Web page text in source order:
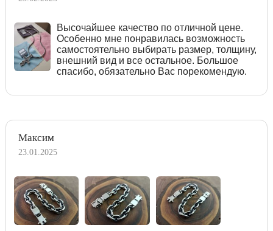
Высочайшее качество по отличной цене.
Особенно мне понравилась возможность
самостоятельно выбирать размер, толщину,
внешний вид и все остальное. Большое
спасибо, обязательно Вас порекомендую.
Максим
23.01.2025